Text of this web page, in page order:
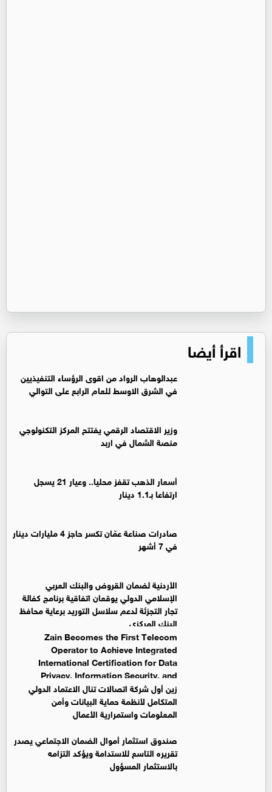
اقرأ أيضا
عبدالوهاب الرواد من اقوى الرؤساء التنفيذيين
في الشرق الاوسط للعام الرابع على التوالي
وزير الاقتصاد الرقمي يفتتح المركز التكنولوجي
منصة الشمال في اربد
أسعار الذهب تقفز محليا.. وعيار 21 يسجل
ارتفاعا بـ1.1 دينار
صادرات صناعة عمّان تكسر حاجز 4 مليارات دينار
في 7 أشهر
الأردنية لضمان القروض والبنك العربي
الإسلامي الدولي يوقعان اتفاقية برنامج كفالة
تجار التجزئة لدعم سلاسل التوريد برعاية محافظ
البنك المركزي
Zain Becomes the First Telecom
Operator to Achieve Integrated
International Certification for Data
Privacy, Information Security, and
Business Continuity Management Systems
زين أول شركة اتصالات تنال الاعتماد الدولي
المتكامل لأنظمة حماية البيانات وأمن
المعلومات واستمرارية الأعمال
صندوق استثمار أموال الضمان الاجتماعي يصدر
تقريره التاسع للاستدامة ويؤكد التزامه
بالاستثمار المسؤول